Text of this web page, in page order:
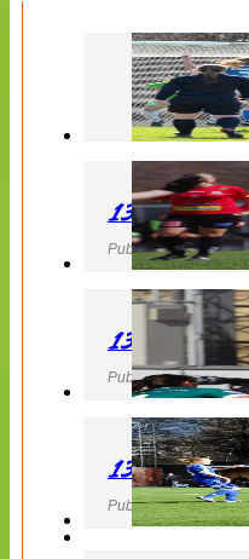
130427 LB
Publicerad 27 April
130427 IF
Publicerad 27 April
130427 LdB
Publicerad 27 April